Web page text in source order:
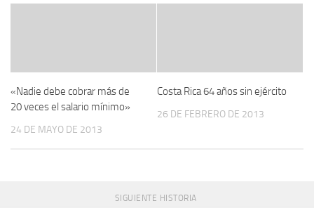
«Nadie debe cobrar más de
20 veces el salario mínimo»
24 DE MAYO DE 2013
Costa Rica 64 años sin ejército
26 DE FEBRERO DE 2013
SIGUIENTE HISTORIA